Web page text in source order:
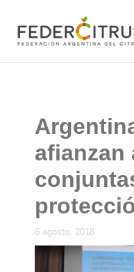
contenido
afianzan
6 agosto, 2018